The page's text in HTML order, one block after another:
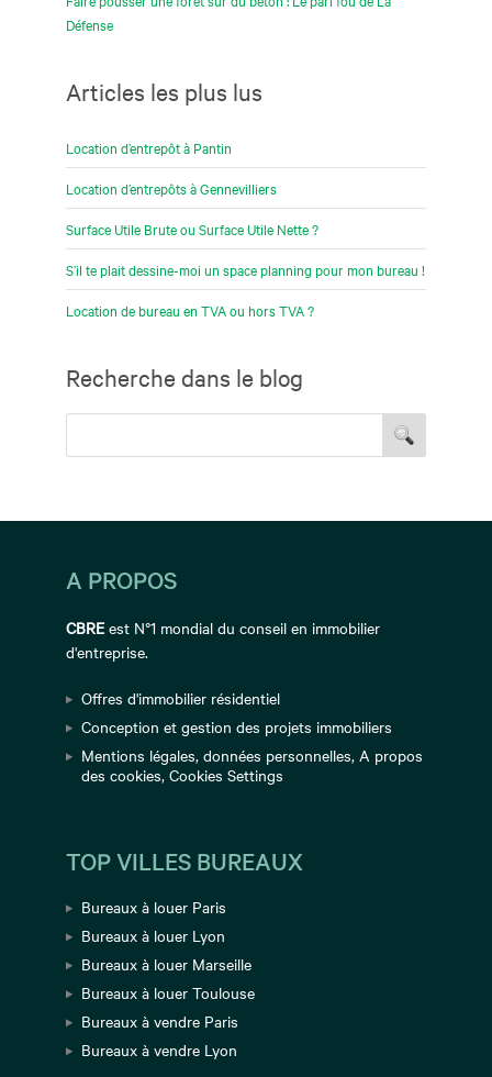
Défense
Articles les plus lus
Location d’entrepôt à Pantin
Location d’entrepôts à Gennevilliers
Surface Utile Brute ou Surface Utile Nette ?
S’il te plait dessine-moi un space planning pour mon bureau !
Location de bureau en TVA ou hors TVA ?
Recherche dans le blog
A PROPOS
CBREest N°1 mondial du conseil en immobilier
d'entreprise.
Offres d'immobilier résidentiel
Conception et gestion des projets immobiliers
Mentions légales, données personnelles, A propos
des cookies, Cookies Settings
TOP VILLES BUREAUX
Bureaux à louer Paris
Bureaux à louer Lyon
Bureaux à louer Marseille
Bureaux à louer Toulouse
Bureaux à vendre Paris
Bureaux à vendre Lyon